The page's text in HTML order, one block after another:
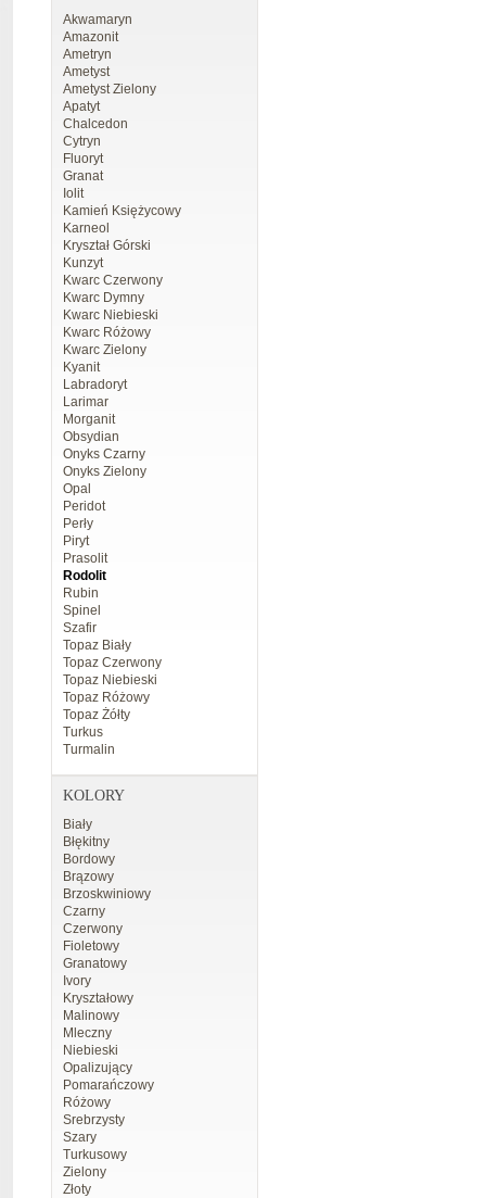
Akwamaryn
Amazonit
Ametryn
Ametyst
Ametyst Zielony
Apatyt
Chalcedon
Cytryn
Fluoryt
Granat
Iolit
Kamień Księżycowy
Karneol
Kryształ Górski
Kunzyt
Kwarc Czerwony
Kwarc Dymny
Kwarc Niebieski
Kwarc Różowy
Kwarc Zielony
Kyanit
Labradoryt
Larimar
Morganit
Obsydian
Onyks Czarny
Onyks Zielony
Opal
Peridot
Perły
Piryt
Prasolit
Rodolit
Rubin
Spinel
Szafir
Topaz Biały
Topaz Czerwony
Topaz Niebieski
Topaz Różowy
Topaz Żółty
Turkus
Turmalin
KOLORY
Biały
Błękitny
Bordowy
Brązowy
Brzoskwiniowy
Czarny
Czerwony
Fioletowy
Granatowy
Ivory
Kryształowy
Malinowy
Mleczny
Niebieski
Opalizujący
Pomarańczowy
Różowy
Srebrzysty
Szary
Turkusowy
Zielony
Złoty